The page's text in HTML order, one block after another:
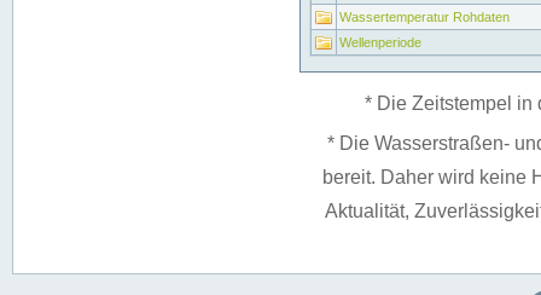
Wassertemperatur Rohdaten
Wellenperiode
* Die Zeitstempel in
* Die Wasserstraßen-
bereit. Daher wird keine
Aktualität,